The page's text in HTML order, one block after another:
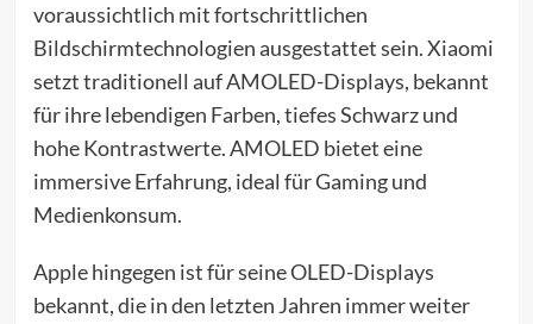
voraussichtlich mit fortschrittlichen
Bildschirmtechnologien ausgestattet sein. Xiaomi
setzt traditionell auf AMOLED-Displays, bekannt
für ihre lebendigen Farben, tiefes Schwarz und
hohe Kontrastwerte. AMOLED bietet eine
immersive Erfahrung, ideal für Gaming und
Medienkonsum.
Apple hingegen ist für seine OLED-Displays
bekannt, die in den letzten Jahren immer weiter